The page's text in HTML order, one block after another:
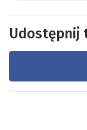
Udostępnij